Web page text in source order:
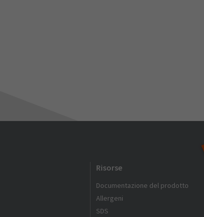
Risorse
Documentazione del prodotto
Allergeni
SDS